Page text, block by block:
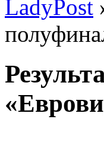
LadyPost